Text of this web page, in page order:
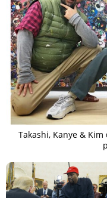
Takashi, Kanye & Kim